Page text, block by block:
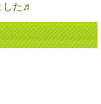
した♬